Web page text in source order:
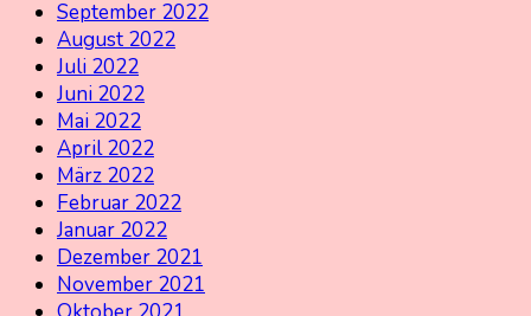
September 2022
August 2022
Juli 2022
Juni 2022
Mai 2022
April 2022
März 2022
Februar 2022
Januar 2022
Dezember 2021
November 2021